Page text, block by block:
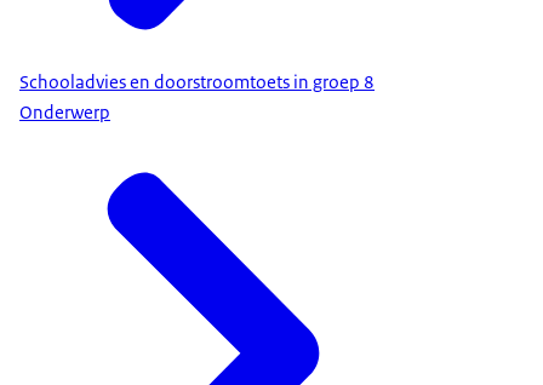
Schooladvies en doorstroomtoets in groep 8
Onderwerp